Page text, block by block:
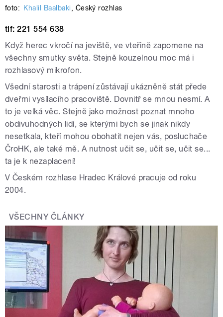
foto: Khalil Baalbaki, Český rozhlas
tlf: 221 554 638
Když herec vkročí na jeviště, ve vteřině zapomene na
všechny smutky světa. Stejně kouzelnou moc má i
rozhlasový mikrofon.
Všední starosti a trápení zůstávají ukázněně stát přede
dveřmi vysílacího pracoviště. Dovnitř se mnou nesmí. A
to je velká věc. Stejně jako možnost poznat mnoho
obdivuhodných lidí, se kterými bych se jinak nikdy
nesetkala, kteří mohou obohatit nejen vás, posluchače
ČroHK, ale také mě. A nutnost učit se, učit se, učit se...
ta je k nezaplacení!
V Českém rozhlase Hradec Králové pracuje od roku
2004.
VŠECHNY ČLÁNKY